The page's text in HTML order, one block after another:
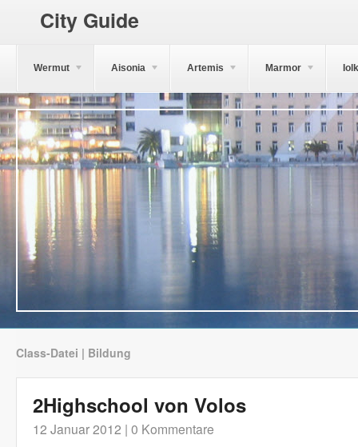
City Guide
Wermut Aisonia Artemis Marmor
Class-Datei | Bildung
2Highschool von Volos
12 Januar 2012 | 0 Kommentare